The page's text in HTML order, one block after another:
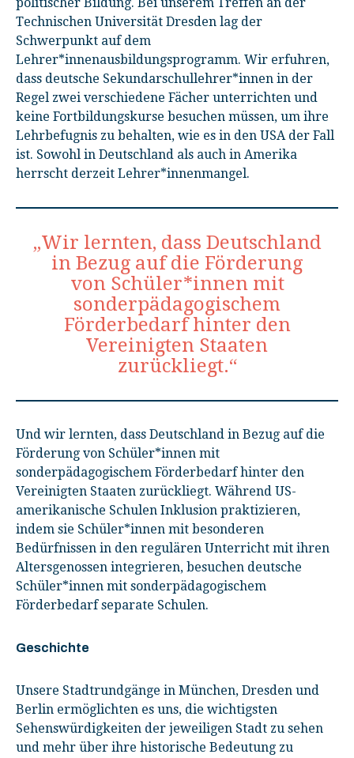
Technischen Universität Dresden lag der
Schwerpunkt auf dem
Lehrer*innenausbildungsprogramm. Wir erfuhren,
dass deutsche Sekundarschullehrer*innen in der
Regel zwei verschiedene Fächer unterrichten und
keine Fortbildungskurse besuchen müssen, um ihre
Lehrbefugnis zu behalten, wie es in den USA der Fall
ist. Sowohl in Deutschland als auch in Amerika
herrscht derzeit Lehrer*innenmangel.
„Wir lernten, dass Deutschland
in Bezug auf die Förderung
von Schüler*innen mit
sonderpädagogischem
Förderbedarf hinter den
Vereinigten Staaten
zurückliegt.“
Und wir lernten, dass Deutschland in Bezug auf die
Förderung von Schüler*innen mit
sonderpädagogischem Förderbedarf hinter den
Vereinigten Staaten zurückliegt. Während US-
amerikanische Schulen Inklusion praktizieren,
indem sie Schüler*innen mit besonderen
Bedürfnissen in den regulären Unterricht mit ihren
Altersgenossen integrieren, besuchen deutsche
Schüler*innen mit sonderpädagogischem
Förderbedarf separate Schulen.
Geschichte
Unsere Stadtrundgänge in München, Dresden und
Berlin ermöglichten es uns, die wichtigsten
Sehenswürdigkeiten der jeweiligen Stadt zu sehen
und mehr über ihre historische Bedeutung zu